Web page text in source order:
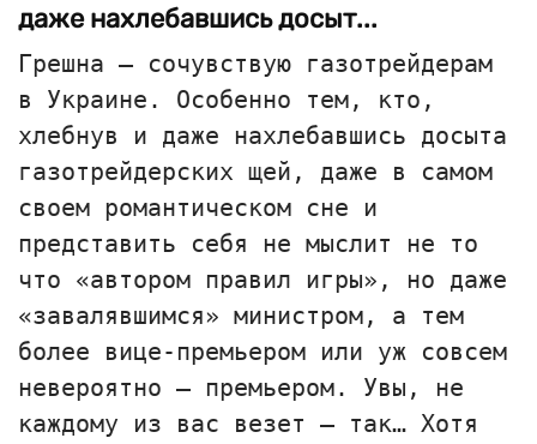
даже нахлебавшись досыт...
Грешна — сочувствую газотрейдерам
в Украине. Особенно тем, кто,
хлебнув и даже нахлебавшись досыта
газотрейдерских щей, даже в самом
своем романтическом сне и
представить себя не мыслит не то
что «автором правил игры», но даже
«завалявшимся» министром, а тем
более вице-премьером или уж совсем
невероятно — премьером. Увы, не
каждому из вас везет — так… Хотя